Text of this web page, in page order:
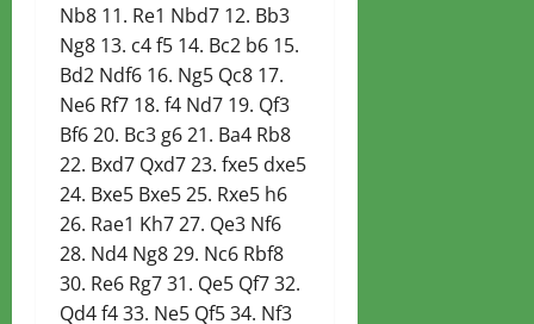
Nb8 11. Re1 Nbd7 12. Bb3
Ng8 13. c4 f5 14. Bc2 b6 15.
Bd2 Ndf6 16. Ng5 Qc8 17.
Ne6 Rf7 18. f4 Nd7 19. Qf3
Bf6 20. Bc3 g6 21. Ba4 Rb8
22. Bxd7 Qxd7 23. fxe5 dxe5
24. Bxe5 Bxe5 25. Rxe5 h6
26. Rae1 Kh7 27. Qe3 Nf6
28. Nd4 Ng8 29. Nc6 Rbf8
30. Re6 Rg7 31. Qe5 Qf7 32.
Qd4 f4 33. Ne5 Qf5 34. Nf3